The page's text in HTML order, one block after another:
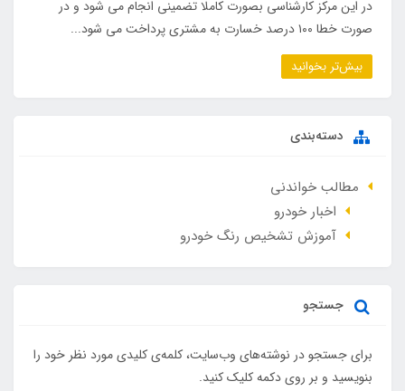
در این مرکز کارشناسی بصورت کاملا تضمینی انجام می شود و در
صورت خطا ۱۰۰ درصد خسارت به مشتری پرداخت می شود...
بیش‌تر بخوانید
دسته‌بندی
مطالب خواندنی
اخبار خودرو
آموزش تشخیص رنگ خودرو
جستجو
برای جستجو در نوشته‌های وب‌سایت، کلمه‌ی کلیدی مورد نظر خود را
بنویسید و بر روی دکمه کلیک کنید.